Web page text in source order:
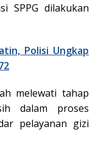
SPPG dilakukan
Polisi Ungkap
melewati tahap
dalam proses
pelayanan gizi